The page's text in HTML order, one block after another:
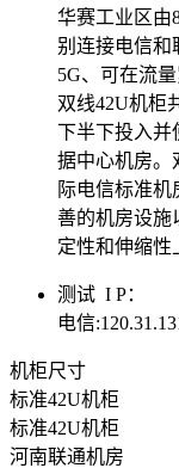
游戏解决方案
负载均衡解决
专线接入服务
互联网金融解
关于我们
公司简介
联系方式
加入我们
华赛工业区由
别连接电信和
5G、可在流
双线42U机柜
下半下投入并
据中心机房。
际电信标准
善的机房设施
定性和伸缩性
测试 I P：
电信
机柜尺寸
标准42U机柜
标准42U机柜
河南联通机房